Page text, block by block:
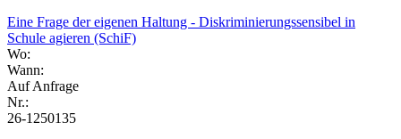
Eine Frage der eigenen Haltung - Diskriminierungssensibel in
Schule agieren (SchiF)
Wo:
Wann:
Auf Anfrage
Nr.:
26-1250135